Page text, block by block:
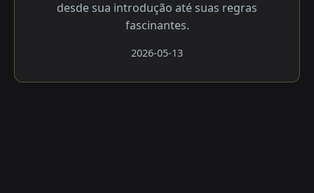
desde sua introdução até suas regras
fascinantes.
2026-05-13